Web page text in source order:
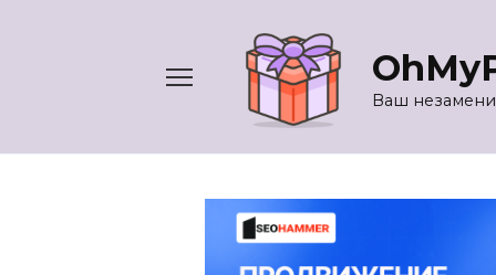
Ваш